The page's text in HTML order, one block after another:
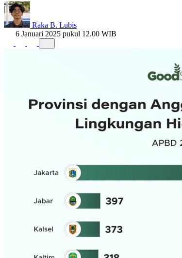
Raka B. Lubis
6 Januari 2025 pukul 12.00 WIB